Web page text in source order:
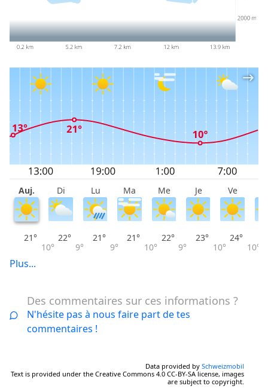
Auj. Di Lu Ma Me Je Ve
21°
10°
22°
9°
21°
9°
21°
10°
22°
9°
23°
10°
24°
10°
Plus...
Des commentaires sur ces informations ?
N'hésite pas à nous faire part de tes
commentaires !
Data provided by Schweizmobil
Text is provided under the Creative Commons 4.0 CC-BY-SA license, images
are subject to copyright.